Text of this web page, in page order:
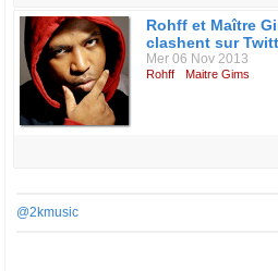
Rohff et Maître
clashent sur
Mer 06 Nov 2013
Rohff Maitre Gims
@2kmusic